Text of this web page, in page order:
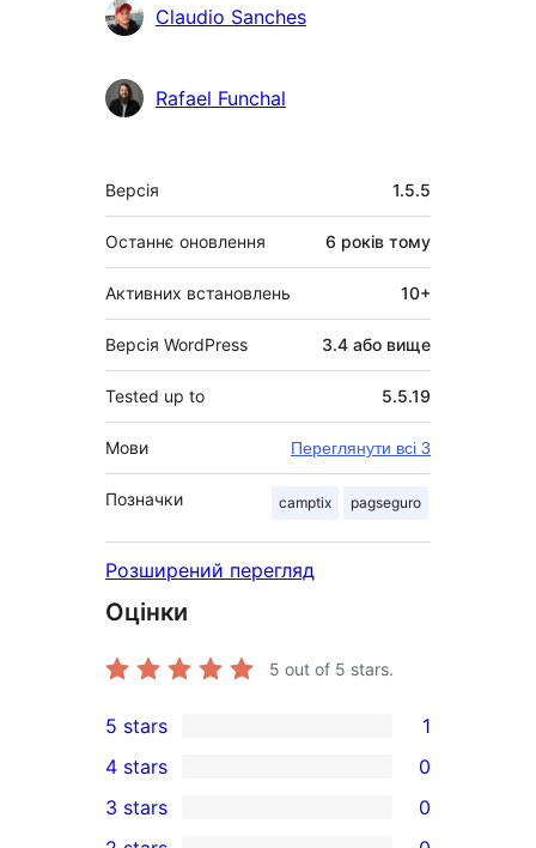
УчасникиClaudio Sanches
Rafael Funchal
Мета
Версія 1.5.5
Останнє оновлення 6 років тому
Активних встановлень 10+
Версія WordPress 3.4 або вище
Tested up to 5.5.19
Мови Переглянути всі 3
Позначки camptix pagseguro
Розширений перегляд
Оцінки
5 out of 5 stars.
1
5-
star
5 stars 1
4-
4 stars 0
0
3 stars 0